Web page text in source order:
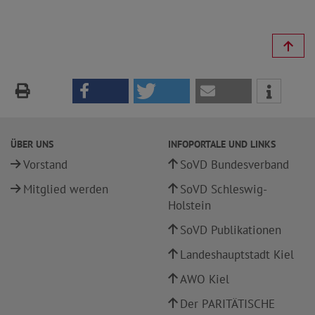
ÜBER UNS
Vorstand
Mitglied werden
INFOPORTALE UND LINKS
SoVD Bundesverband
SoVD Schleswig-
Holstein
SoVD Publikationen
Landeshauptstadt Kiel
AWO Kiel
Der PARITÄTISCHE